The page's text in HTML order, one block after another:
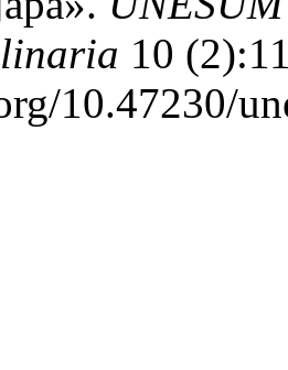
10
10.47230/